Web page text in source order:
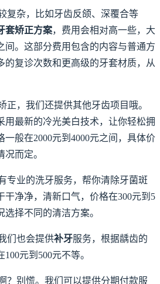
复杂，比如牙齿反颌、深覆合等
套矫正方案，费用会相对高一些，大
间。这部分费用包含的内容与普通方
的复诊次数和更高级的牙套材质，从
正，我们还提供其他牙齿项目哦。
用最新的冷光美白技术，让你轻松拥
般在2000元到4000元之间，具体价
而定。
专业的洗牙服务，帮你清除牙菌斑
干净净，清新口气，价格在300元到5
择不同的清洁方案。
们也会提供补牙服务，根据龋齿的
元到500元不等。
？别慌。我们可以提供分期付款服